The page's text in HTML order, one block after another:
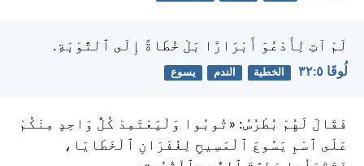
لَمْ آتِ لِأَدْعُوَ أَبْرَارًا بَلْ خُطَاةً إِلَى ٱلتَّوْبَةِ.
لُوقَا ٥:‏٣٢ الخطية الندم يسوع
فَقَالَ لَهُمْ بُطْرُسُ: «تُوبُوا وَلْيَعْتَمِدْ كُلُّ وَاحِدٍ مِنْكُمْ
عَلَى ٱسْمِ يَسُوعَ ٱلْمَسِيحِ لِغُفْرَانِ ٱلْخَطَايَا،